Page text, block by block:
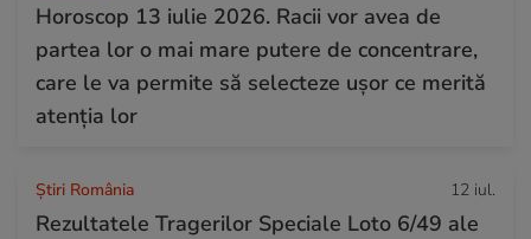
Horoscop 13 iulie 2026. Racii vor avea de
partea lor o mai mare putere de concentrare,
care le va permite să selecteze ușor ce merită
atenția lor
Știri România 12 iul.
Rezultatele Tragerilor Speciale Loto 6/49 ale